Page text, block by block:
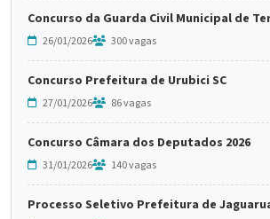
Concurso da Guarda Civil Municipal de
26/01/2026 300 vagas
Concurso Prefeitura de Urubici SC
27/01/2026 86 vagas
Concurso Câmara dos Deputados 2026
31/01/2026 140 vagas
Processo Seletivo Prefeitura de